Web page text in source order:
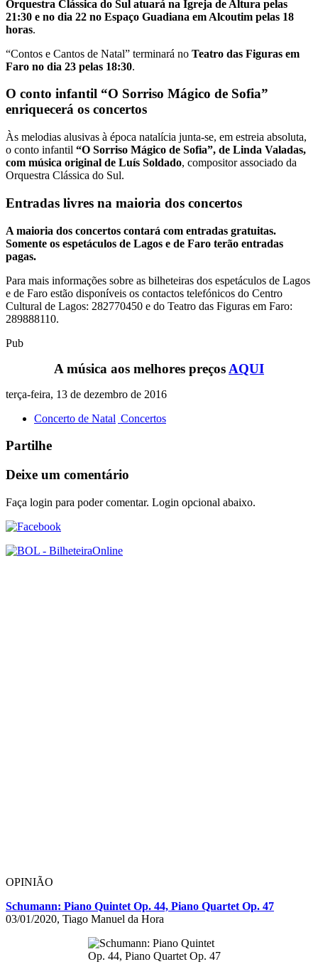
Orquestra Clássica do Sul atuará na Igreja de Altura pelas
21:30 e no dia 22 no Espaço Guadiana em Alcoutim pelas 18
horas.
“Contos e Cantos de Natal” terminará no Teatro das Figuras em
Faro no dia 23 pelas 18:30.
O conto infantil “O Sorriso Mágico de Sofia”
enriquecerá os concertos
Às melodias alusivas à época natalícia junta-se, em estreia absoluta,
o conto infantil “O Sorriso Mágico de Sofia”, de Linda Valadas,
com música original de Luís Soldado, compositor associado da
Orquestra Clássica do Sul.
Entradas livres na maioria dos concertos
A maioria dos concertos contará com entradas gratuitas.
Somente os espetáculos de Lagos e de Faro terão entradas
pagas.
Para mais informações sobre as bilheteiras dos espetáculos de Lagos
e de Faro estão disponíveis os contactos telefónicos do Centro
Cultural de Lagos: 282770450 e do Teatro das Figuras em Faro:
289888110.
Pub
A música aos melhores preços AQUI
terça-feira, 13 de dezembro de 2016
Concerto de Natal Concertos
Partilhe
Deixe um comentário
Faça login para poder comentar. Login opcional abaixo.
OPINIÃO
Schumann: Piano Quintet Op. 44, Piano Quartet Op. 47
03/01/2020, Tiago Manuel da Hora